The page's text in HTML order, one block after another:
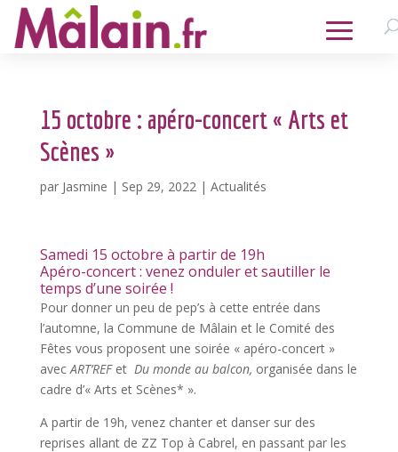
15 octobre : apéro-concert « Arts et
Scènes »
par Jasmine | Sep 29, 2022| Actualités
Samedi 15 octobre à partir de 19h
Apéro-concert : venez onduler et sautiller le
temps d’une soirée !
Pour donner un peu de pep’s à cette entrée dans
l’automne, la Commune de Mâlain et le Comité des
Fêtes vous proposent une soirée « apéro-concert »
avecART’REFet Du monde au balcon, organisée dans le
cadre d’« Arts et Scènes* ».
A partir de 19h, venez chanter et danser sur des
reprises allant de ZZ Top à Cabrel, en passant par les